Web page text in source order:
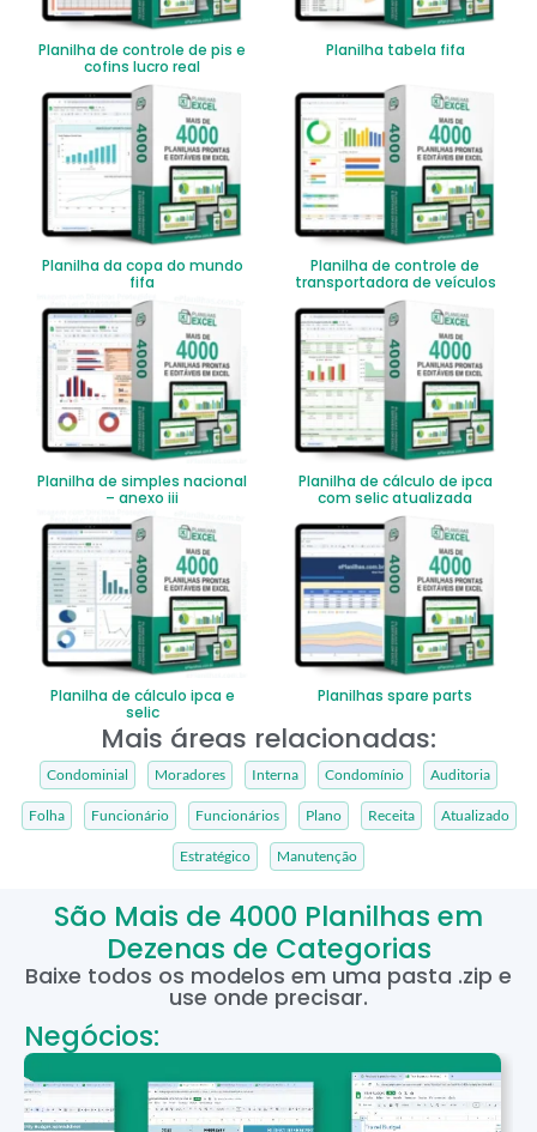
Planilha de controle de pis e
cofins lucro real
Planilha tabela fifa
Planilha da copa do mundo
fifa
Planilha de controle de
transportadora de veículos
Planilha de simples nacional
– anexo iii
Planilha de cálculo de ipca
com selic atualizada
Planilha de cálculo ipca e
selic
Planilhas spare parts
Mais áreas relacionadas:
Condominial Moradores Interna Condomínio Auditoria
Folha Funcionário Funcionários Plano Receita Atualizado
Estratégico Manutenção
São Mais de 4000 Planilhas em
Dezenas de Categorias
Baixe todos os modelos em uma pasta .zip e
use onde precisar.
Negócios: